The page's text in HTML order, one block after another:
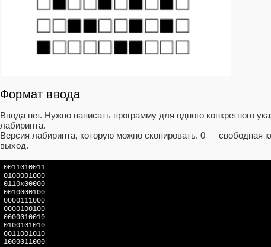
Формат ввода
Ввода нет. Нужно написать программу для одного конкретного
лабиринта.
Версия лабиринта, которую можно скопировать. 0 — свободная
выход.
0011010011
0100001000
0110x00000
0010000100
0000111000
0000100100
0000010010
0100101010
0011001010
1000011000